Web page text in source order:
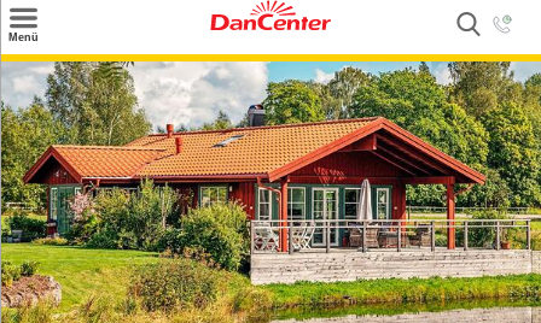
Menü
Suchen
Urlaubsziele
Weitere Urlaubsziele
Angebote
Inspiration
Kontakt